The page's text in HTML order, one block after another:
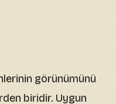
görünümünü
biridir. Uygun